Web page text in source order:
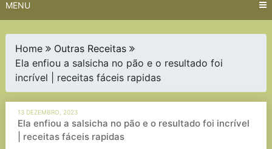
MENU
Home
Outras Receitas
Ela enfiou a salsicha no pão e o resultado foi
incrível | receitas fáceis rapidas
13 DEZEMBRO, 2023
Ela enfiou a salsicha no pão e o resultado foi incrível
| receitas fáceis rapidas